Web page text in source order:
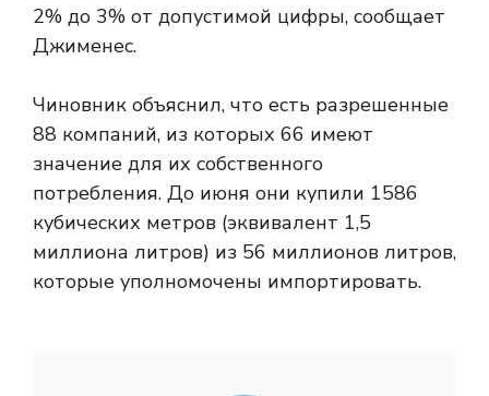
2% до 3% от допустимой цифры, сообщает
Джименес.
Чиновник объяснил, что есть разрешенные
88 компаний, из которых 66 имеют
значение для их собственного
потребления. До июня они купили 1586
кубических метров (эквивалент 1,5
миллиона литров) из 56 миллионов литров,
которые уполномочены импортировать.